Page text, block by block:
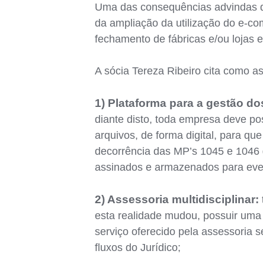
Uma das consequências
da ampliação da utilização do e-
fechamento de fábricas e/ou lojas
A sócia Tereza Ribeiro cita como
1) Plataforma para a gestão
diante disto, toda empresa deve
arquivos, de forma digital, para
decorrência das MP’s 1045 e
assinados e armazenados para
2) Assessoria multidisciplinar:
esta realidade mudou, possuir
serviço oferecido pela assessoria
fluxos do Jurídico;